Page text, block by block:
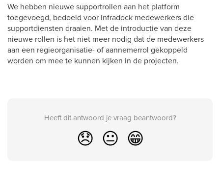
We hebben nieuwe supportrollen aan het platform
toegevoegd, bedoeld voor Infradock medewerkers die
supportdiensten draaien. Met de introductie van deze
nieuwe rollen is het niet meer nodig dat de medewerkers
aan een regieorganisatie- of aannemerrol gekoppeld
worden om mee te kunnen kijken in de projecten.
Heeft dit antwoord je vraag beantwoord?
😞 😐 😁